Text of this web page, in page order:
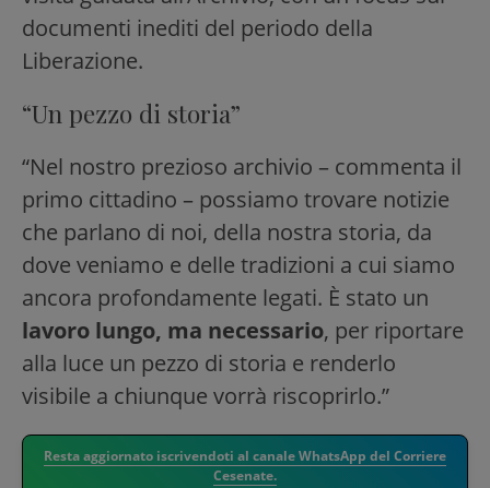
documenti inediti del periodo della
Liberazione.
“Un pezzo di storia”
“Nel nostro prezioso archivio – commenta il
primo cittadino – possiamo trovare notizie
che parlano di noi, della nostra storia, da
dove veniamo e delle tradizioni a cui siamo
ancora profondamente legati. È stato un
lavoro lungo, ma necessario, per riportare
alla luce un pezzo di storia e renderlo
visibile a chiunque vorrà riscoprirlo.”
Resta aggiornato iscrivendoti al canale WhatsApp del Corriere
Cesenate.